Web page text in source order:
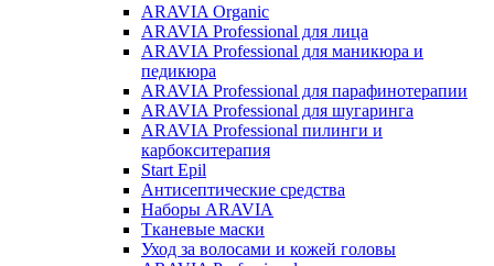
ARAVIA Organic
ARAVIA Professional для лица
ARAVIA Professional для маникюра и
педикюра
ARAVIA Professional для парафинотерапии
ARAVIA Professional для шугаринга
ARAVIA Professional пилинги и
карбокситерапия
Start Epil
Антисептические средства
Наборы ARAVIA
Тканевые маски
Уход за волосами и кожей головы